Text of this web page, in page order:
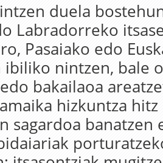
duela
Labradorreko
Pasaiako edo
nintzen, bale
bakailaoa
hizkuntza
sagardoa banatzen